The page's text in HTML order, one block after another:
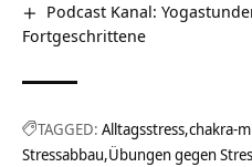
Podcast Kanal:
Fortgeschrittene
TAGGED: Alltagsstress chakra-
Stressabbau Übungen gegen